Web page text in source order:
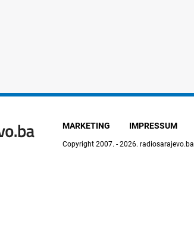
MARKETING IMPRESSUM
Copyright 2007. - 2026. radiosarajevo.ba